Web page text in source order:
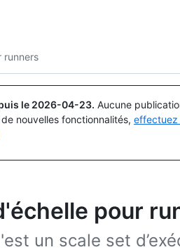
runners
le 2026-04-23. Aucune
nouvelles fonctionnalités, effectuez
pour
un scale set